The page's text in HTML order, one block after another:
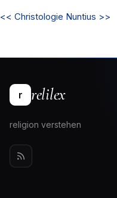
<< Christologie Nuntius >>
r relilex
religion verstehen